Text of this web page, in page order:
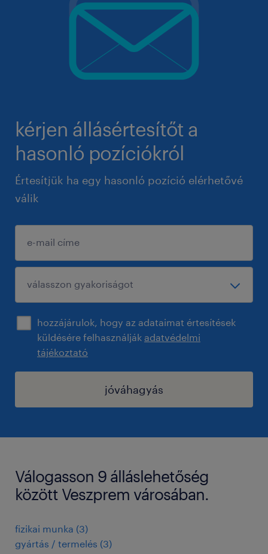
kérjen állásértesítőt a
hasonló pozíciókról
Értesítjük ha egy hasonló pozíció elérhetővé
válik
hozzájárulok, hogy az adataimat értesítések
küldésére felhasználják adatvédelmi
tájékoztató
jóváhagyás
Válogasson 9 álláslehetőség
között Veszprem városában.
fizikai munka (3)
gyártás / termelés (3)